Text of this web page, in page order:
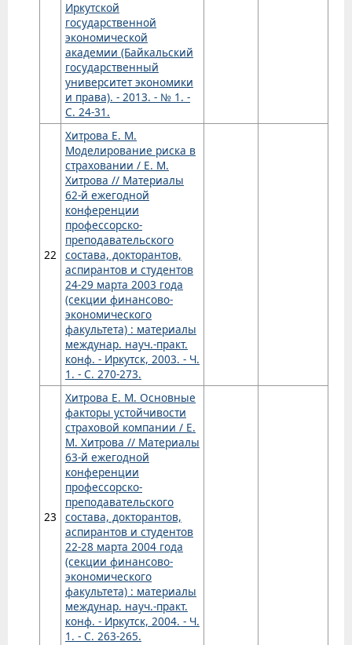
Иркутской
государственной
экономической
академии (Байкальский
государственный
университет экономики
и права). - 2013. - № 1. -
С. 24-31.
22
Хитрова Е. М.
Моделирование риска в
страховании / Е. М.
Хитрова // Материалы
62-й ежегодной
конференции
профессорско-
преподавательского
состава, докторантов,
аспирантов и студентов
24-29 марта 2003 года
(секции финансово-
экономического
факультета) : материалы
междунар. науч.-практ.
конф. - Иркутск, 2003. - Ч.
1. - С. 270-273.
23
Хитрова Е. М. Основные
факторы устойчивости
страховой компании / Е.
М. Хитрова // Материалы
63-й ежегодной
конференции
профессорско-
преподавательского
состава, докторантов,
аспирантов и студентов
22-28 марта 2004 года
(секции финансово-
экономического
факультета) : материалы
междунар. науч.-практ.
конф. - Иркутск, 2004. - Ч.
1. - С. 263-265.